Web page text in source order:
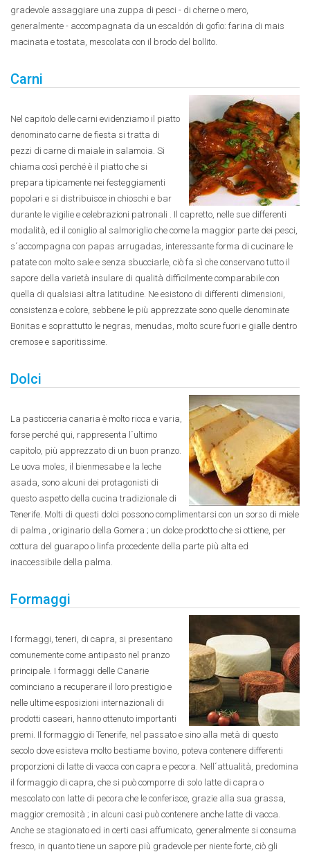
gradevole assaggiare una zuppa di pesci - di cherne o mero,
generalmente - accompagnata da un escaldón di gofio: farina di mais
macinata e tostata, mescolata con il brodo del bollito.
Carni
Nel capitolo delle carni evidenziamo il piatto
denominato carne de fiesta si tratta di
pezzi di carne di maiale in salamoia. Si
chiama così perché è il piatto che si
prepara tipicamente nei festeggiamenti
popolari e si distribuisce in chioschi e bar
durante le vigilie e celebrazioni patronali . Il capretto, nelle sue differenti
modalità, ed il coniglio al salmoriglio che come la maggior parte dei pesci,
s´accompagna con papas arrugadas, interessante forma di cucinare le
patate con molto sale e senza sbucciarle, ciò fa sì che conservano tutto il
sapore della varietà insulare di qualità difficilmente comparabile con
quella di qualsiasi altra latitudine. Ne esistono di differenti dimensioni,
consistenza e colore, sebbene le più apprezzate sono quelle denominate
Bonitas e soprattutto le negras, menudas, molto scure fuori e gialle dentro
cremose e saporitissime.
Dolci
La pasticceria canaria è molto ricca e varia,
forse perché qui, rappresenta l´ultimo
capitolo, più apprezzato di un buon pranzo.
Le uova moles, il bienmesabe e la leche
asada, sono alcuni dei protagonisti di
questo aspetto della cucina tradizionale di
Tenerife. Molti di questi dolci possono complimentarsi con un sorso di miele
di palma , originario della Gomera ; un dolce prodotto che si ottiene, per
cottura del guarapo o linfa procedente della parte più alta ed
inaccessibile della palma.
Formaggi
I formaggi, teneri, di capra, si presentano
comunemente come antipasto nel pranzo
principale. I formaggi delle Canarie
cominciano a recuperare il loro prestigio e
nelle ultime esposizioni internazionali di
prodotti caseari, hanno ottenuto importanti
premi. Il formaggio di Tenerife, nel passato e sino alla metà di questo
secolo dove esisteva molto bestiame bovino, poteva contenere differenti
proporzioni di latte di vacca con capra e pecora. Nell´attualità, predomina
il formaggio di capra, che si può comporre di solo latte di capra o
mescolato con latte di pecora che le conferisce, grazie alla sua grassa,
maggior cremosità ; in alcuni casi può contenere anche latte di vacca.
Anche se stagionato ed in certi casi affumicato, generalmente si consuma
fresco, in quanto tiene un sapore più gradevole per niente forte, ciò gli